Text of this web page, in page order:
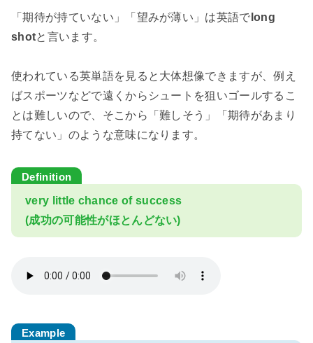
「期待が持ていない」「望みが薄い」は英語で long
shotと言います。
使われている英単語を見ると大体想像できますが、例え
ばスポーツなどで遠くからシュートを狙いゴールするこ
とは難しいので、そこから「難しそう」「期待があまり
持てない」のような意味になります。
very little chance of success
(成功の可能性がほとんどない)